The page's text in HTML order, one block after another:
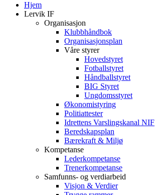
Hjem
Lervik IF
Organisasjon
Klubbhåndbok
Organisasjonsplan
Våre styrer
Hovedstyret
Fotballstyret
Håndballstyret
BIG Styret
Ungdomsstyret
Økonomistyring
Politiattester
Idrettens Varslingskanal NIF
Beredskapsplan
Bærekraft & Miljø
Kompetanse
Lederkompetanse
Trenerkompetanse
Samfunns- og verdiarbeid
Visjon & Verdier